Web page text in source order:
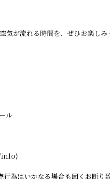
が流れる時間を、ぜひお楽しみ
ル
info)
為はいかなる場合も固くお断り